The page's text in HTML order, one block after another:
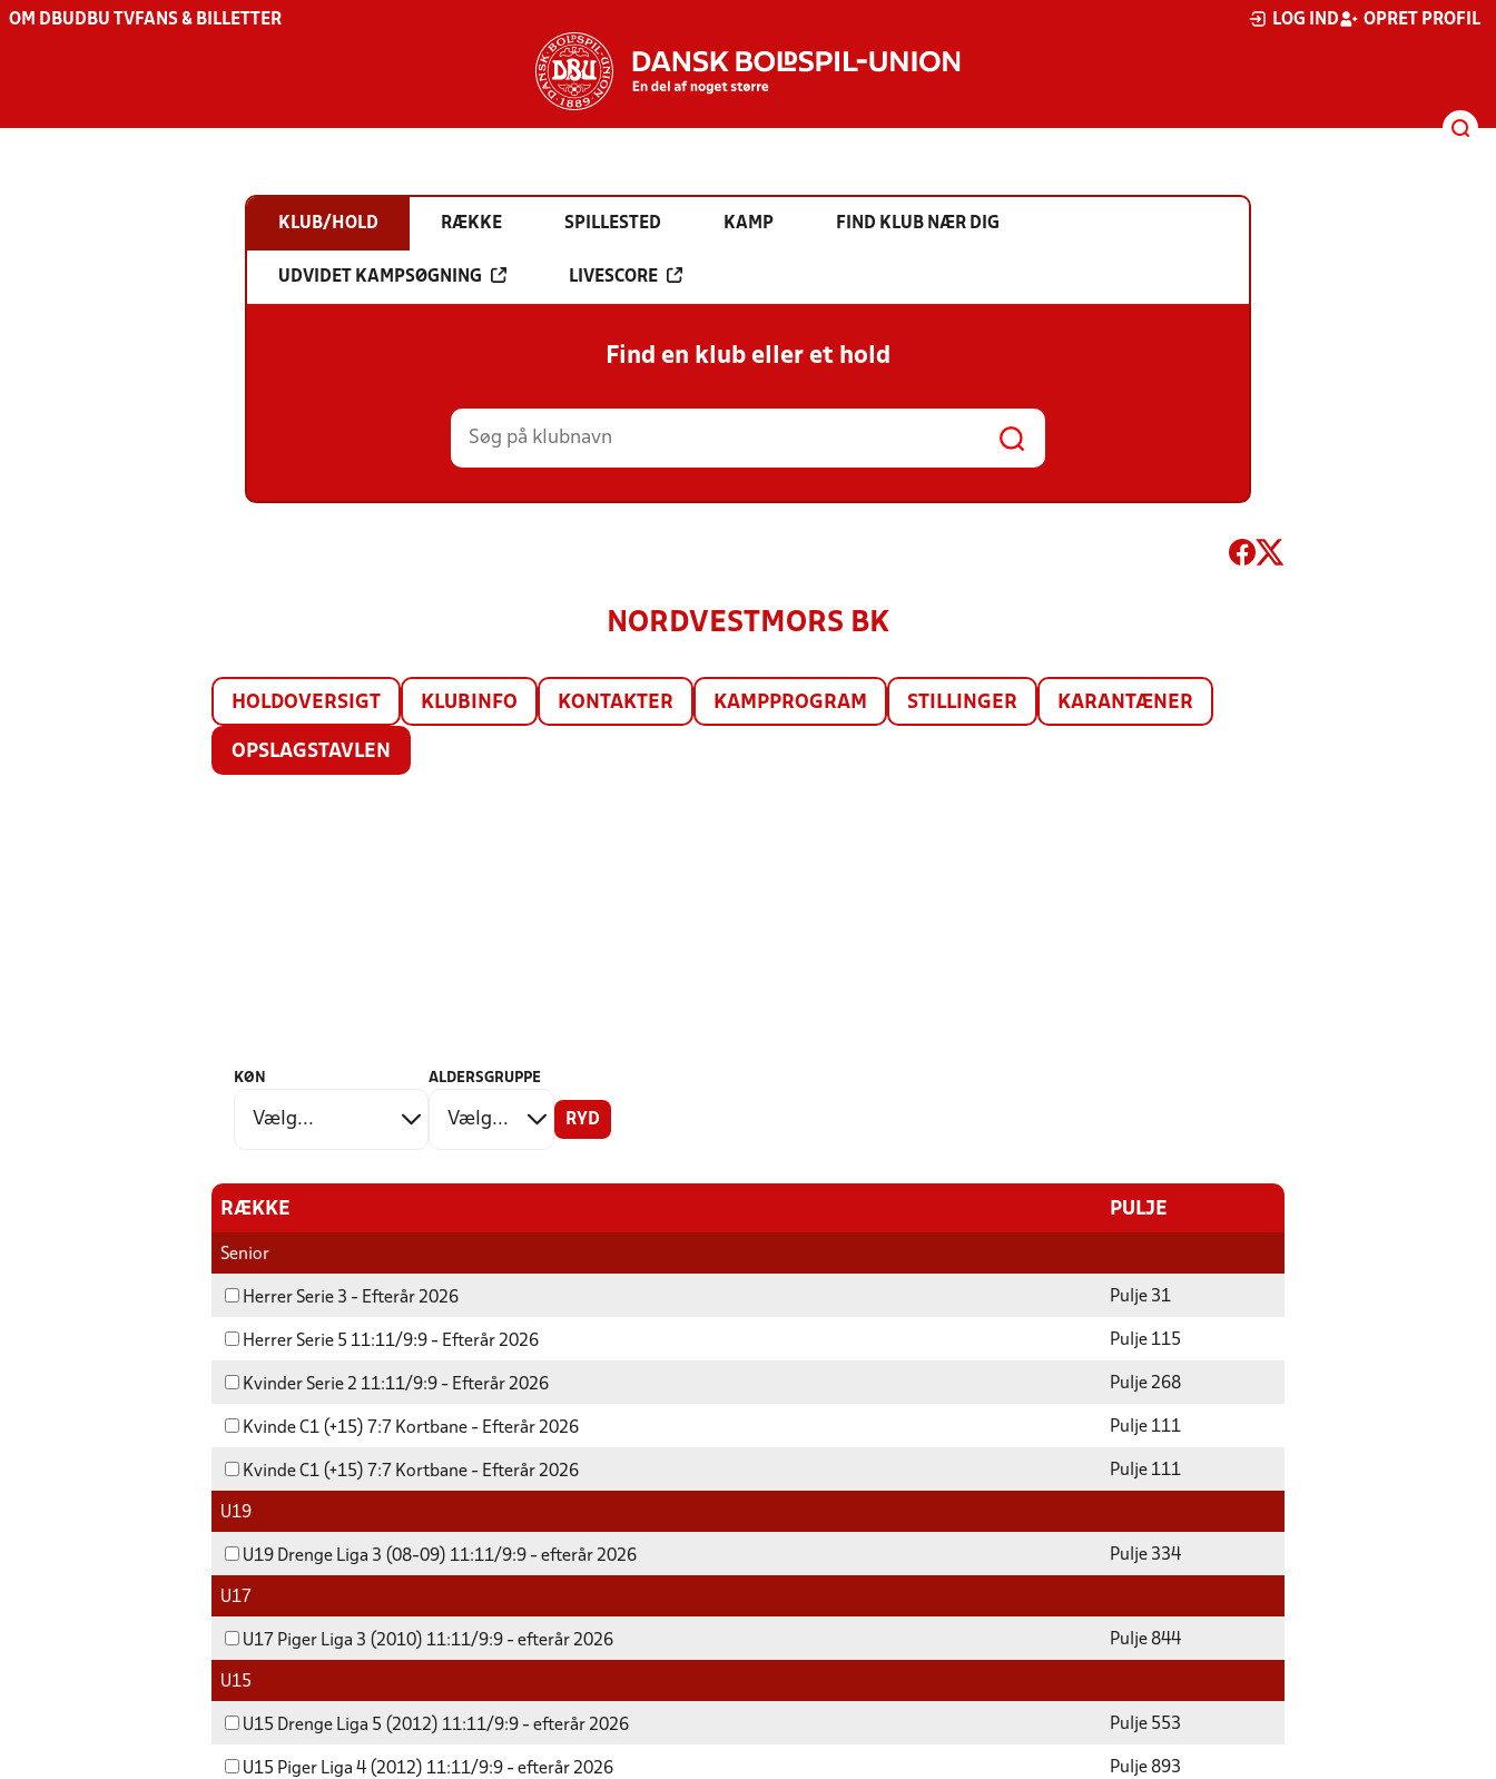
OM DBU DBU TV FANS & BILLETTER LOG IND OPRET PROFIL
KLUB/HOLD RÆKKE SPILLESTED KAMP FIND KLUB NÆR DIG
UDVIDET KAMPSØGNING LIVESCORE
Find en klub eller et hold
NORDVESTMORS BK
HOLDOVERSIGT KLUBINFO KONTAKTER KAMPPROGRAM STILLINGER KARANTÆNER
OPSLAGSTAVLEN
KØN ALDERSGRUPPE
RYD
RÆKKE PULJE
Senior
Herrer Serie 3 - Efterår 2026 Pulje 31
Herrer Serie 5 11:11/9:9 - Efterår 2026 Pulje 115
Kvinder Serie 2 11:11/9:9 - Efterår 2026 Pulje 268
Kvinde C1 (+15) 7:7 Kortbane - Efterår 2026 Pulje 111
Kvinde C1 (+15) 7:7 Kortbane - Efterår 2026 Pulje 111
U19
U19 Drenge Liga 3 (08-09) 11:11/9:9 - efterår 2026 Pulje 334
U17
U17 Piger Liga 3 (2010) 11:11/9:9 - efterår 2026 Pulje 844
U15
U15 Drenge Liga 5 (2012) 11:11/9:9 - efterår 2026 Pulje 553
U15 Piger Liga 4 (2012) 11:11/9:9 - efterår 2026 Pulje 893